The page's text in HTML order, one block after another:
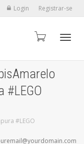
Login Registrar-se
#LEGO
#LEGO